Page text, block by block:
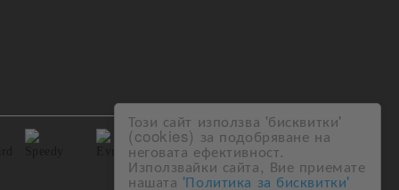
Този сайт използва 'бисквитки'
(cookies) за подобряване на
неговата ефективност.
Използвайки сайта, Вие приемате
нашата 'Политика за бисквитки'